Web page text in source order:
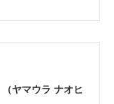
ヤマウラ ナオヒ